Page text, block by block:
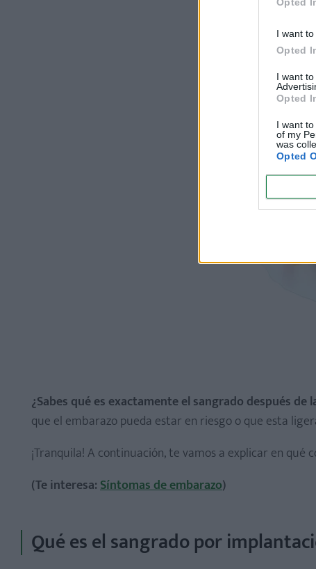
I want
Opted
I want
Opted
I want
of my
was
Opted
¿Sabes qué es exactamente el sangrado después
que el embarazo pueda estar en riesgo o que esta
¡Tranquila! A continuación, te vamos a explicar en
(Te interesa:Síntomas de embarazo)
Qué es el sangrado por